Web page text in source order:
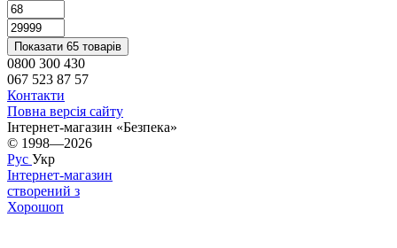
Показати 65 товарів
0800 300 430
067 523 87 57
Контакти
Повна версія сайту
Інтернет-магазин «Безпека»
© 1998—2026
Рус Укр
Інтернет-магазин
створений з
Хорошоп